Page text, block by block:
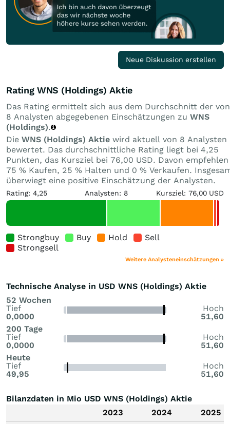
Neue Diskussion erstellen
Rating WNS (Holdings) Aktie
Das Rating ermittelt sich aus dem Durchschnitt der von
8 Analysten abgegebenen Einschätzungen zu WNS
(Holdings).
Die WNS (Holdings) Aktie wird aktuell von 8 Analysten
bewertet. Das durchschnittliche Rating liegt bei 4,25
Punkten, das Kursziel bei 76,00 USD. Davon empfehlen
75 % Kaufen, 25 % Halten und 0 % Verkaufen.
überwiegt eine positive Einschätzung der Analysten.
Rating: 4,25 Analysten: 8 Kursziel: 76,00 USD
Strongbuy Buy Hold
Sell
Strongsell
Weitere Analysteneinschätzungen »
Technische Analyse in USD WNS (Holdings) Aktie
52 Wochen
Tief
0,0000
Hoch
51,60
200 Tage
Tief
0,0000
Hoch
51,60
Heute
Tief
49,95
Hoch
51,60
Bilanzdaten in Mio USD WNS (Holdings) Aktie
2023
2024
2025